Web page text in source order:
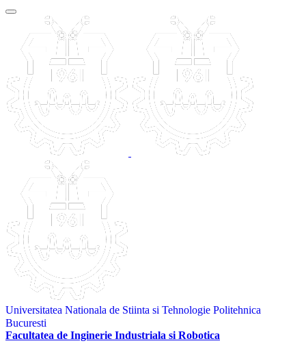
Universitatea Nationala de Stiinta si Tehnologie Politehnica
Bucuresti
Facultatea de Inginerie Industriala si Robotica